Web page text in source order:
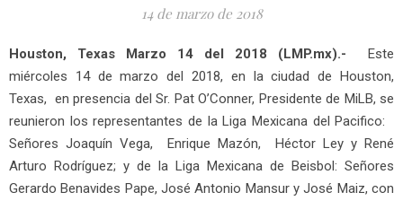
14 de marzo de 2018
Houston, Texas Marzo 14 del 2018 (LMP.mx).- Este
miércoles 14 de marzo del 2018, en la ciudad de Houston,
Texas, en presencia del Sr. Pat O’Conner, Presidente de MiLB, se
reunieron los representantes de la Liga Mexicana del Pacifico:
Señores Joaquín Vega, Enrique Mazón, Héctor Ley y René
Arturo Rodríguez; y de la Liga Mexicana de Beisbol: Señores
Gerardo Benavides Pape, José Antonio Mansur y José Maiz, con